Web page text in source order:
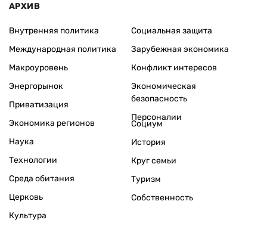
АРХИВ
Внутренняя политика
Международная политика
Макроуровень
Энергорынок
Приватизация
Экономика регионов
Социальная защита
Зарубежная экономика
Конфликт интересов
Экономическая
безопасность
Персоналии
Наука
Технологии
Среда обитания
Церковь
Культура
Социум
История
Круг семьи
Туризм
Собственность